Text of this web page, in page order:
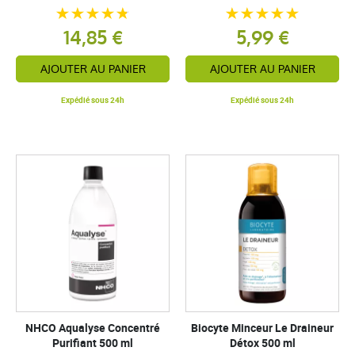
14,85 €
AJOUTER AU PANIER
Expédié sous 24h
5,99 €
AJOUTER AU PANIER
Expédié sous 24h
NHCO Aqualyse Concentré
Purifiant 500 ml
Biocyte Minceur Le Draineur
Détox 500 ml